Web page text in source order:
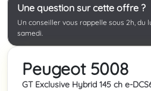
Une question sur cette offre ?
Un conseiller vous rappelle sous 2h, du
samedi.
Peugeot 5008
GT Exclusive Hybrid 145 ch e-